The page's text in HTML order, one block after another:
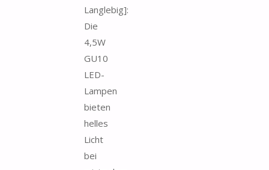
Langlebig]:
Die
4,5W
GU10
LED-
Lampen
bieten
helles
Licht
bei